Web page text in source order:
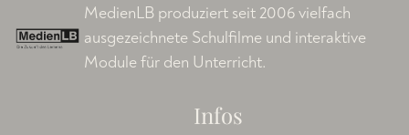
MedienLB produziert seit 2006 vielfach
ausgezeichnete Schulfilme und interaktive
Module für den Unterricht.
Infos